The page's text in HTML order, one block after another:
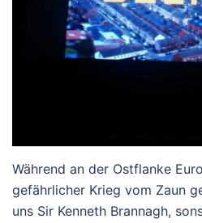
Während an der Ostflanke
gefährlicher Krieg vom Zaun
uns Sir Kenneth Brannagh,